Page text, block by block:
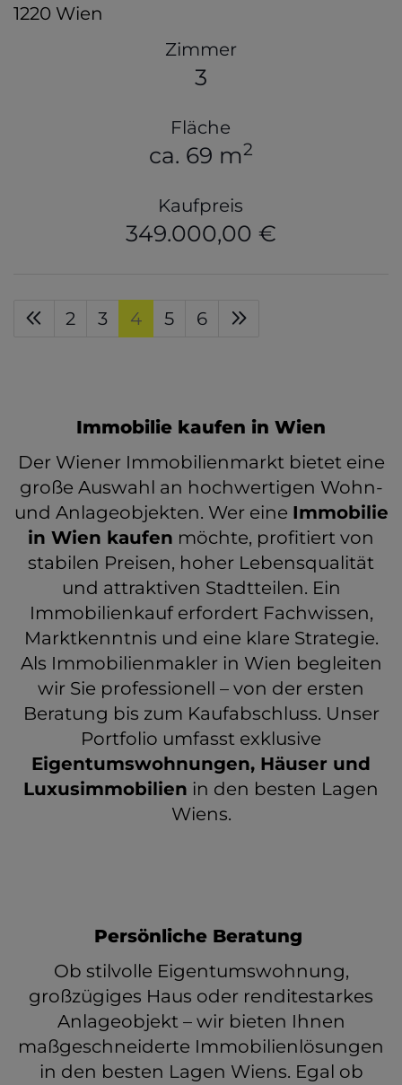
1220 Wien
Zimmer
3
Fläche
ca. 69 m2
Kaufpreis
349.000,00 €
2 3 4 5 6
Immobilie kaufen in Wien
Der Wiener Immobilienmarkt bietet eine
große Auswahl an hochwertigen Wohn-
und Anlageobjekten. Wer eine Immobilie
in Wien kaufen möchte, profitiert von
stabilen Preisen, hoher Lebensqualität
und attraktiven Stadtteilen. Ein
Immobilienkauf erfordert Fachwissen,
Marktkenntnis und eine klare Strategie.
Als Immobilienmakler in Wien begleiten
wir Sie professionell – von der ersten
Beratung bis zum Kaufabschluss. Unser
Portfolio umfasst exklusive
Eigentumswohnungen, Häuser und
Luxusimmobilien in den besten Lagen
Wiens.
Persönliche Beratung
Ob stilvolle Eigentumswohnung,
großzügiges Haus oder renditestarkes
Anlageobjekt – wir bieten Ihnen
maßgeschneiderte Immobilienlösungen
in den besten Lagen Wiens. Egal ob